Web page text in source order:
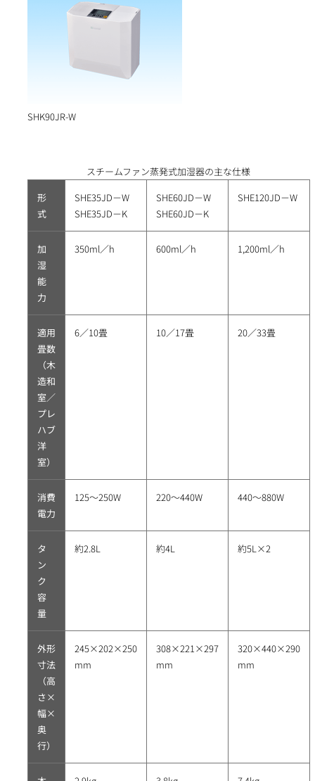
SHK90JR-W
スチームファン蒸発式加湿器の主な仕様
形
式
SHE35JD－W
SHE35JD－K
SHE60JD－W
SHE60JD－K
SHE120JD－W
加
湿
能
力
350ml／h 600ml／h 1,200ml／h
適用
畳数
（木
造和
室／
プレ
ハブ
洋
室）
6／10畳 10／17畳 20／33畳
消費
電力
125～250W 220～440W 440～880W
タ
ン
ク
容
量
約2.8L 約4L 約5L×2
外形
寸法
（高
さ×
幅×
奥
行）
245×202×250
mm
308×221×297
mm
320×440×290
mm